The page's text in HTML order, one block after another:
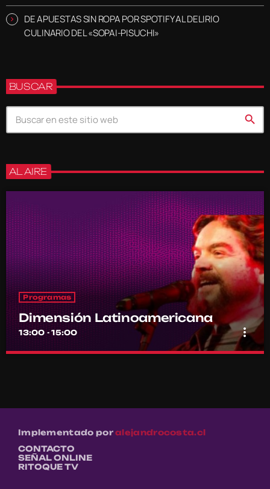
DE APUESTAS SIN ROPA POR SPOTIFY AL DELIRIO
CULINARIO DEL «SOPAI-PISUCHI»
BUSCAR
search
AL AIRE
Programas
Dimensión Latinoamericana
13:00 - 15:00 more_vert
Los sonidos de un continente en la voz de su histórico conductor
Implementado poralejandrocosta.cl
CONTACTO
SEÑAL ONLINE
RITOQUE TV